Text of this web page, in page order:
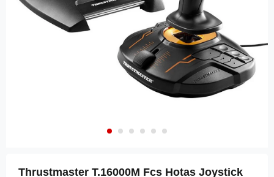
Thrustmaster T.16000M Fcs Hotas Joystick